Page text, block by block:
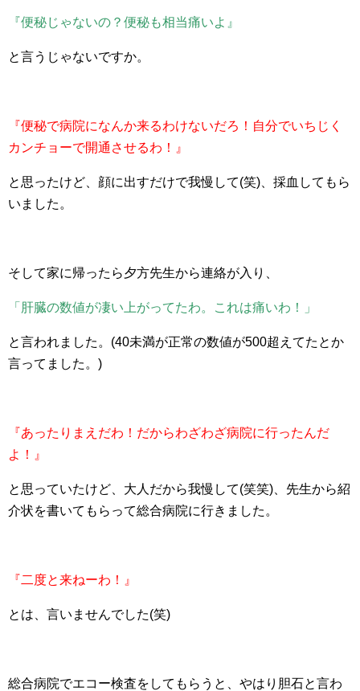
『便秘じゃないの？便秘も相当痛いよ』
と言うじゃないですか。
『便秘で病院になんか来るわけないだろ！自分でいちじく
カンチョーで開通させるわ！』
と思ったけど、顔に出すだけで我慢して(笑)、採血してもら
いました。
そして家に帰ったら夕方先生から連絡が入り、
「肝臓の数値が凄い上がってたわ。これは痛いわ！」
と言われました。(40未満が正常の数値が500超えてたとか
言ってました。)
『あったりまえだわ！だからわざわざ病院に行ったんだ
よ！』
と思っていたけど、大人だから我慢して(笑笑)、先生から紹
介状を書いてもらって総合病院に行きました。
『二度と来ねーわ！』
とは、言いませんでした(笑)
総合病院でエコー検査をしてもらうと、やはり胆石と言わ